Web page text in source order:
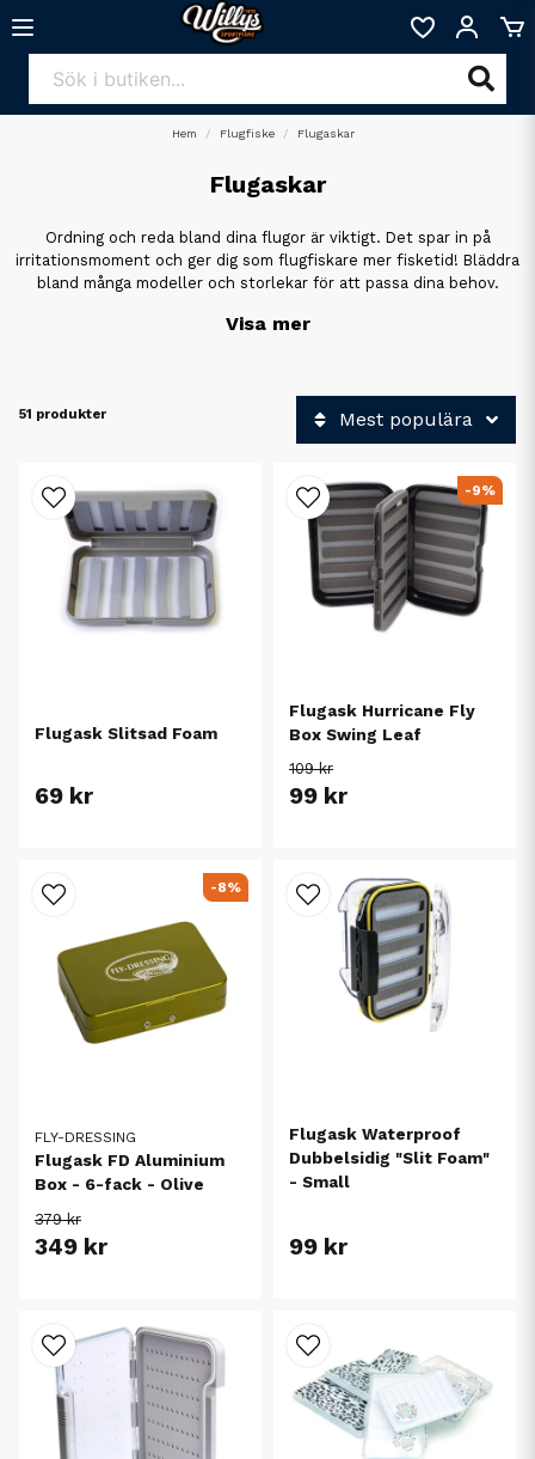
Hem Flugfiske Flugaskar
Flugaskar
Ordning och reda bland dina flugor är viktigt. Det spar in på
irritationsmoment och ger dig som flugfiskare mer fisketid! Bläddra
bland många modeller och storlekar för att passa dina behov.
Visa mer
51 produkter Mest populära
Flugask Slitsad Foam
69 kr
Flugask Hurricane Fly
Box Swing Leaf
109 kr
99 kr
-9%
FLY-DRESSING
Flugask FD Aluminium
Box - 6-fack - Olive
379 kr
349 kr
-8%
Flugask Waterproof
Dubbelsidig "Slit Foam"
- Small
99 kr